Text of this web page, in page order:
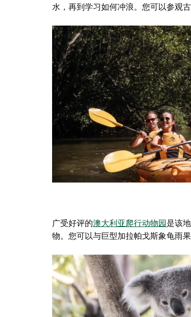
水，再到学习如何冲浪。您可以参观
广受好评的澳大利亚爬行动物园是该
物。您可以与巨型加拉帕戈斯象龟雨